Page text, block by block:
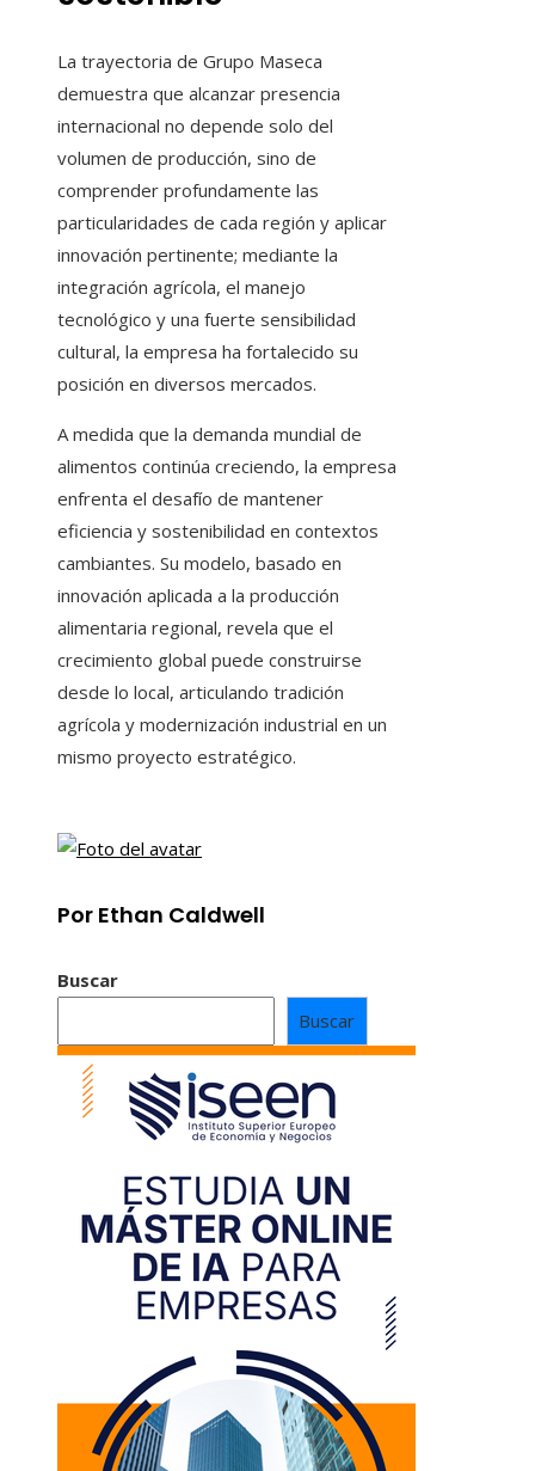
La trayectoria de Grupo Maseca
demuestra que alcanzar presencia
internacional no depende solo del
volumen de producción, sino de
comprender profundamente las
particularidades de cada región y aplicar
innovación pertinente; mediante la
integración agrícola, el manejo
tecnológico y una fuerte sensibilidad
cultural, la empresa ha fortalecido su
posición en diversos mercados.
A medida que la demanda mundial de
alimentos continúa creciendo, la empresa
enfrenta el desafío de mantener
eficiencia y sostenibilidad en contextos
cambiantes. Su modelo, basado en
innovación aplicada a la producción
alimentaria regional, revela que el
crecimiento global puede construirse
desde lo local, articulando tradición
agrícola y modernización industrial en un
mismo proyecto estratégico.
Por Ethan Caldwell
Buscar
Buscar